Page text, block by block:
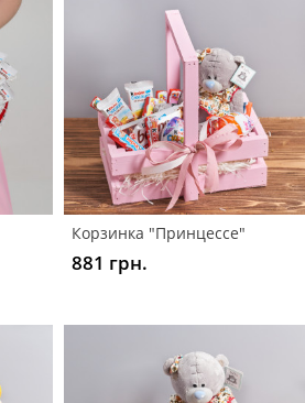
Корзинка "Принцессе"
881 грн.